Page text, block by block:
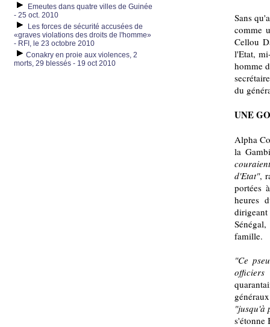
Emeutes dans quatre villes de Guinée
- 25 oct. 2010
Les forces de sécurité accusées de
«graves violations des droits de l'homme»
- RFI, le 23 octobre 2010
Conakry en proie aux violences, 2
morts, 29 blessés - 19 oct 2010
Sans
comme
Cellou
l'Etat,
homme
du
UNE
Alpha
la
d'Etat",
portées
heures
famille.
"Ce
"jusqu'à
s'étonne